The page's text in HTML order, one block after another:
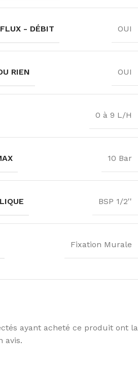
- DÉBIT OUI
RIEN OUI
0 à 9 L/H
10 Bar
BSP 1/2''
Fixation Murale
ayant acheté ce produit ont la
avis.